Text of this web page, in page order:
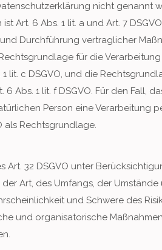
nicht genannt
Art. 6 Abs. 1 lit. a und Art. 7
Durchführung vertraglicher
für die
lit. c DSGVO, und die
6 Abs. 1 lit. f DSGVO. Für den Fall,
Person eine Verarbeitung
als Rechtsgrundlage.
Art. 32 DSGVO unter
Art, des Umfangs, der
und Schwere des
und organisatorische